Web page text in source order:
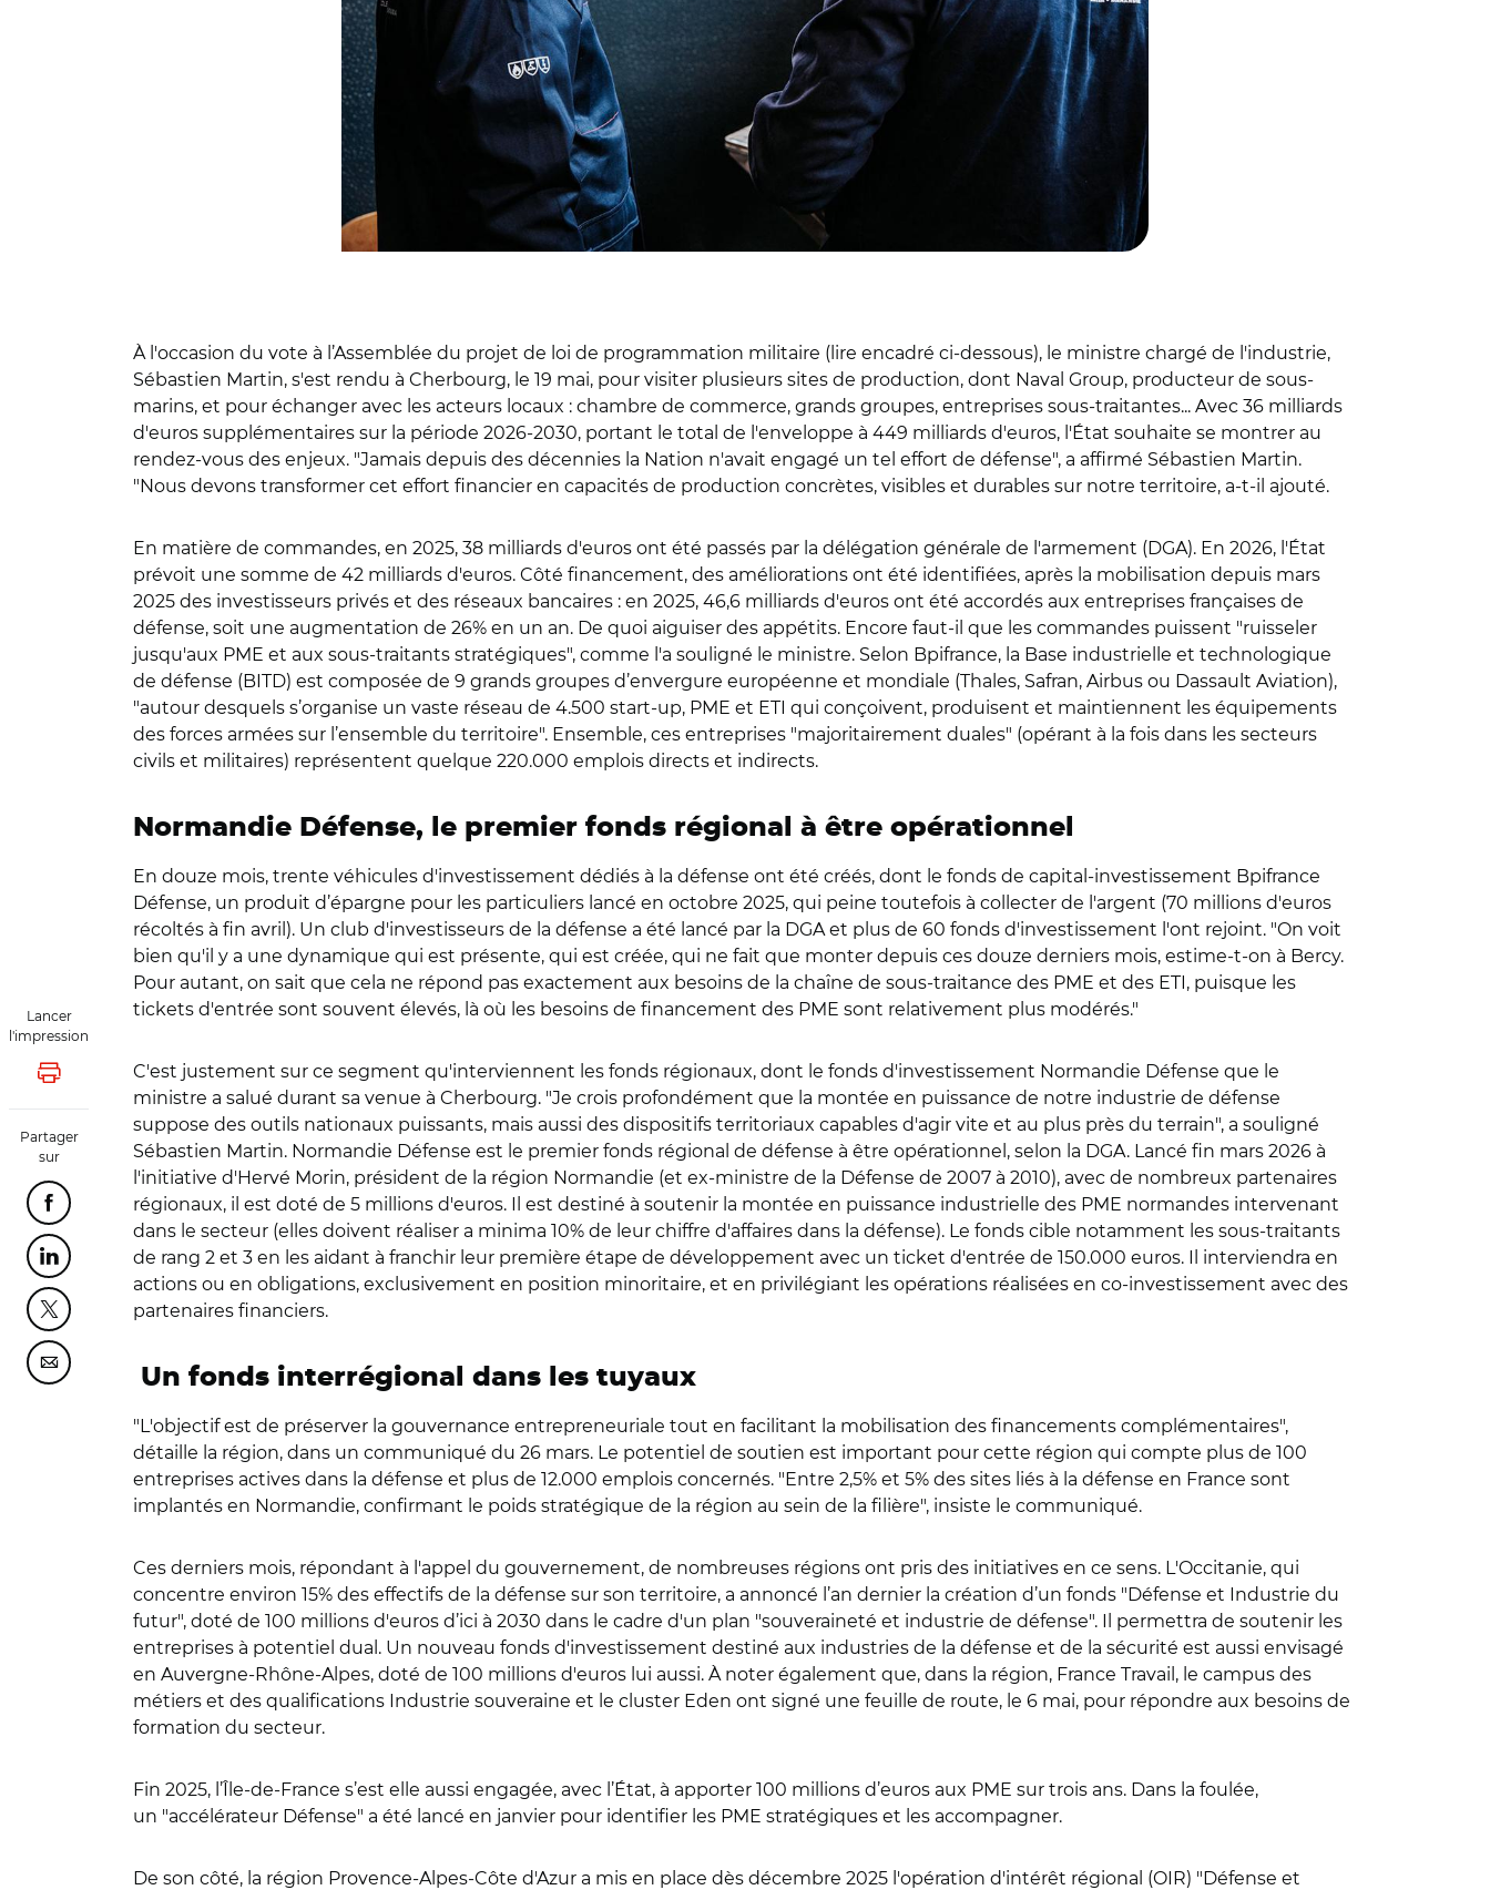
Lancer
l'impression
Lancer l'impression
Partager
sur
Partager cette page sur Facebook
Partager cette page sur Linkedin
Partager cette page sur Twitter
Partager cette page sur Courriel
À l'occasion du vote à l’Assemblée du projet de loi de programmation militaire (lire encadré ci-dessous), le ministre chargé de l'industrie,
Sébastien Martin, s'est rendu à Cherbourg, le 19 mai, pour visiter plusieurs sites de production, dont Naval Group, producteur de sous-
marins, et pour échanger avec les acteurs locaux : chambre de commerce, grands groupes, entreprises sous-traitantes... Avec 36 milliards
d'euros supplémentaires sur la période 2026-2030, portant le total de l'enveloppe à 449 milliards d'euros, l'État souhaite se montrer au
rendez-vous des enjeux. "Jamais depuis des décennies la Nation n'avait engagé un tel effort de défense", a affirmé Sébastien Martin.
"Nous devons transformer cet effort financier en capacités de production concrètes, visibles et durables sur notre territoire, a-t-il ajouté.
En matière de commandes, en 2025, 38 milliards d'euros ont été passés par la délégation générale de l'armement (DGA). En 2026, l'État
prévoit une somme de 42 milliards d'euros. Côté financement, des améliorations ont été identifiées, après la mobilisation depuis mars
2025 des investisseurs privés et des réseaux bancaires : en 2025, 46,6 milliards d'euros ont été accordés aux entreprises françaises de
défense, soit une augmentation de 26% en un an. De quoi aiguiser des appétits. Encore faut-il que les commandes puissent "ruisseler
jusqu'aux PME et aux sous-traitants stratégiques", comme l'a souligné le ministre. Selon Bpifrance, la Base industrielle et technologique
de défense (BITD) est composée de 9 grands groupes d’envergure européenne et mondiale (Thales, Safran, Airbus ou Dassault Aviation),
"autour desquels s’organise un vaste réseau de 4.500 start-up, PME et ETI qui conçoivent, produisent et maintiennent les équipements
des forces armées sur l’ensemble du territoire". Ensemble, ces entreprises "majoritairement duales" (opérant à la fois dans les secteurs
civils et militaires) représentent quelque 220.000 emplois directs et indirects.
Normandie Défense, le premier fonds régional à être opérationnel
En douze mois, trente véhicules d'investissement dédiés à la défense ont été créés, dont le fonds de capital-investissement Bpifrance
Défense, un produit d’épargne pour les particuliers lancé en octobre 2025, qui peine toutefois à collecter de l'argent (70 millions d'euros
récoltés à fin avril). Un club d'investisseurs de la défense a été lancé par la DGA et plus de 60 fonds d'investissement l'ont rejoint. "On voit
bien qu'il y a une dynamique qui est présente, qui est créée, qui ne fait que monter depuis ces douze derniers mois, estime-t-on à Bercy.
Pour autant, on sait que cela ne répond pas exactement aux besoins de la chaîne de sous-traitance des PME et des ETI, puisque les
tickets d'entrée sont souvent élevés, là où les besoins de financement des PME sont relativement plus modérés."
C'est justement sur ce segment qu'interviennent les fonds régionaux, dont le fonds d'investissement Normandie Défense que le
ministre a salué durant sa venue à Cherbourg. "Je crois profondément que la montée en puissance de notre industrie de défense
suppose des outils nationaux puissants, mais aussi des dispositifs territoriaux capables d'agir vite et au plus près du terrain", a souligné
Sébastien Martin. Normandie Défense est le premier fonds régional de défense à être opérationnel, selon la DGA. Lancé fin mars 2026 à
l'initiative d'Hervé Morin, président de la région Normandie (et ex-ministre de la Défense de 2007 à 2010), avec de nombreux partenaires
régionaux, il est doté de 5 millions d'euros. Il est destiné à soutenir la montée en puissance industrielle des PME normandes intervenant
dans le secteur (elles doivent réaliser a minima 10% de leur chiffre d'affaires dans la défense). Le fonds cible notamment les sous-traitants
de rang 2 et 3 en les aidant à franchir leur première étape de développement avec un ticket d'entrée de 150.000 euros. Il interviendra en
actions ou en obligations, exclusivement en position minoritaire, et en privilégiant les opérations réalisées en co-investissement avec des
partenaires financiers.
Un fonds interrégional dans les tuyaux
"L'objectif est de préserver la gouvernance entrepreneuriale tout en facilitant la mobilisation des financements complémentaires",
détaille la région, dans un communiqué du 26 mars. Le potentiel de soutien est important pour cette région qui compte plus de 100
entreprises actives dans la défense et plus de 12.000 emplois concernés. "Entre 2,5% et 5% des sites liés à la défense en France sont
implantés en Normandie, confirmant le poids stratégique de la région au sein de la filière", insiste le communiqué.
Ces derniers mois, répondant à l'appel du gouvernement, de nombreuses régions ont pris des initiatives en ce sens. L'Occitanie, qui
concentre environ 15% des effectifs de la défense sur son territoire, a annoncé l’an dernier la création d’un fonds "Défense et Industrie du
futur", doté de 100 millions d'euros d’ici à 2030 dans le cadre d'un plan "souveraineté et industrie de défense". Il permettra de soutenir les
entreprises à potentiel dual. Un nouveau fonds d'investissement destiné aux industries de la défense et de la sécurité est aussi envisagé
en Auvergne-Rhône-Alpes, doté de 100 millions d'euros lui aussi. À noter également que, dans la région, France Travail, le campus des
métiers et des qualifications Industrie souveraine et le cluster Eden ont signé une feuille de route, le 6 mai, pour répondre aux besoins de
formation du secteur.
Fin 2025, l’Î le-de-France s’est elle aussi engagée, avec l’État, à apporter 100 millions d’euros aux PME sur trois ans. Dans la foulée,
un "accélérateur Défense" a été lancé en janvier pour identifier les PME stratégiques et les accompagner.
De son côté, la région Provence-Alpes-Côte d'Azur a mis en place dès décembre 2025 l'opération d'intérêt régional (OIR) "Défense et